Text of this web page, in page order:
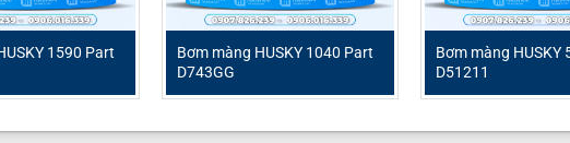
Bơm màng khí nén
HUSKY
Nhôm
61 lít/phút
1590 Part
Bơm màng HUSKY 1040 Part
D743GG
Bơm màng HUSKY
D51211